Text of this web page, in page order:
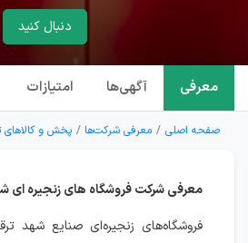
دنبال کنید
معرفی آگهی‌ها امتیازات
صفحه اصلی معرفی شرکت‌ها پخش و
معرفی شرکت فروشگاه های زنجیره ای
فروشگاه‌های زنجیره‌ای صنایع شهد